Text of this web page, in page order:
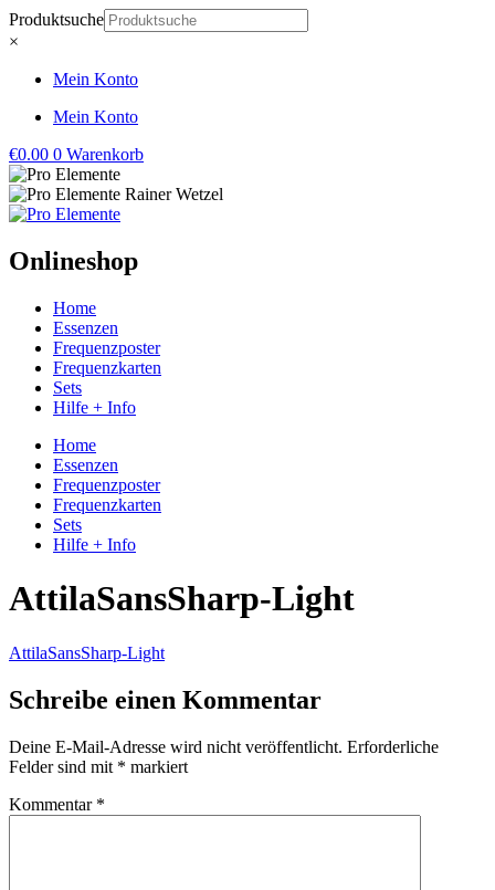
Zum
Inhalt
Produktsuche
×
Mein Konto
Mein Konto
€0.00 0 Warenkorb
Onlineshop
Home
Essenzen
Frequenzposter
Frequenzkarten
Sets
Hilfe + Info
Home
Essenzen
Frequenzposter
Frequenzkarten
Sets
Hilfe + Info
AttilaSansSharp-Light
AttilaSansSharp-Light
Schreibe einen Kommentar
Deine E-Mail-Adresse wird nicht veröffentlicht. Erforderliche
Felder sind mit * markiert
Kommentar *